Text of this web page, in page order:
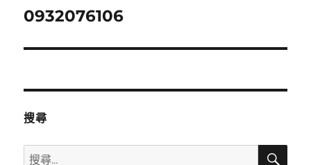
章:
下
篇
章:
0932076106
搜尋
搜
搜